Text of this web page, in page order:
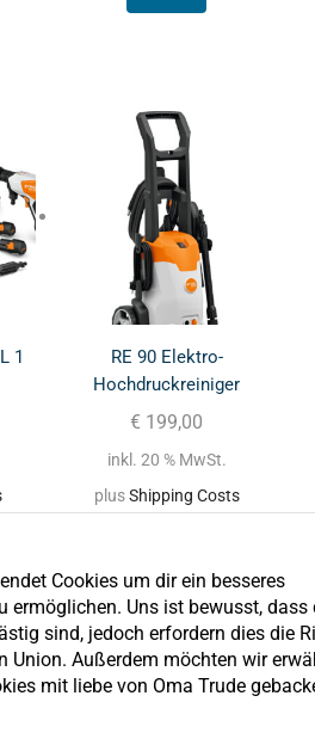
1
RE 90 Elektro-
Hochdruckreiniger
€ 199,00
inkl. 20 % MwSt.
plusShipping Costs
Cookies um dir ein besseres
ermöglichen. Uns ist bewusst, dass
sind, jedoch erfordern dies die
Union. Außerdem möchten wir
mit liebe von Oma Trude